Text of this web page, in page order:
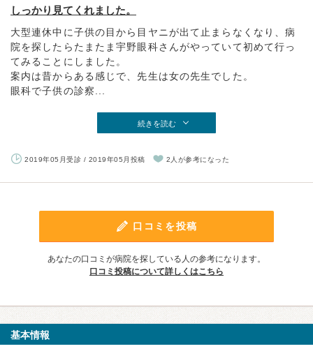
しっかり見てくれました。
大型連休中に子供の目から目ヤニが出て止まらなくなり、病
院を探したらたまたま宇野眼科さんがやっていて初めて行っ
てみることにしました。
案内は昔からある感じで、先生は女の先生でした。
眼科で子供の診察...
続きを読む
2019年05月受診 / 2019年05月投稿 2人が参考になった
口コミを投稿
あなたの口コミが病院を探している人の参考になります。
口コミ投稿について詳しくはこちら
基本情報